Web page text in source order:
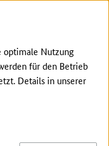
optimale Nutzung
für den Betrieb
Details in unserer